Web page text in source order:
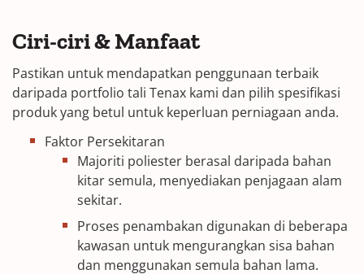
Ciri-ciri & Manfaat
Pastikan untuk mendapatkan penggunaan terbaik
daripada portfolio tali Tenax kami dan pilih spesifikasi
produk yang betul untuk keperluan perniagaan anda.
Faktor Persekitaran
Majoriti poliester berasal daripada bahan
kitar semula, menyediakan penjagaan alam
sekitar.
Proses penambakan digunakan di beberapa
kawasan untuk mengurangkan sisa bahan
dan menggunakan semula bahan lama.